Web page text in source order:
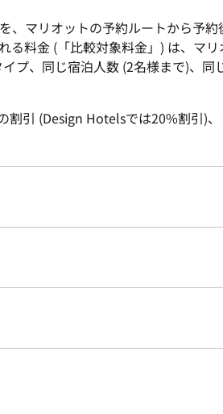
、マリオットの予約ルートから予約
る料金 (「比較対象料金」) は、マリ
プ、同じ宿泊人数 (2名様まで)、同
割引 (Design Hotelsでは20%割引)